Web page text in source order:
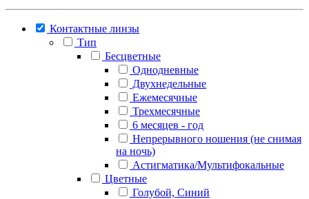
Maxcon (Южная Корея)
Miru/Menicon (Япония)
O2kSee (Россия)
Optimed (Россия)
Rohto (Япония)
Santen (Япония)
Senju (Япония)
Urban LAYER (Южная Корея)
Контактные линзы
Тип
Бесцветные
Однодневные
Двухнедельные
Ежемесячные
Трехмесячные
6 месяцев - год
Непрерывного ношения (не снимая
на ночь)
Астигматика/Мультифокальные
Цветные
Голубой, Синий